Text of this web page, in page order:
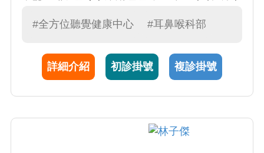
力開展國際醫療, 至今2020已有超過600海外患
#全方位聽覺健康中心 #耳鼻喉科部
詳細介紹 初診掛號 複診掛號